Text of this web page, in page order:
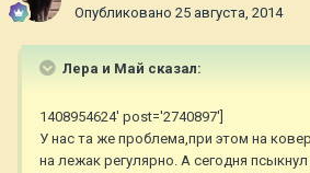
Опубликовано 25 августа, 2014
Лера и Май сказал:
1408954624' post='2740897']
У нас та же проблема,при этом на
на лежак регулярно. А сегодня